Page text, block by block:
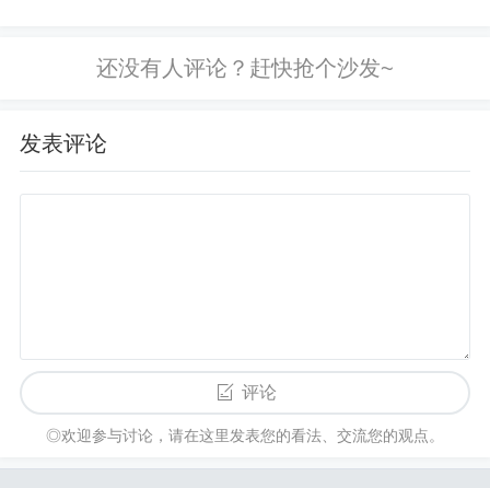
地在上一节中，我们梳理了金价暴涨背后的信号与
管理，以及如何通过工具和专业服务提升胜率。核
并保持低波动，应以小额分批进入、分散投资、设
置坚定的止损为原则；若你追求增值，可以将一部
分资金配置于黄金相关资产（如黄金ETF、黄金期
密：商家秒到款的高效之道！ 商家必
发表评论
评论
◎欢迎参与讨论，请在这里发表您的看法、交流您的观点。